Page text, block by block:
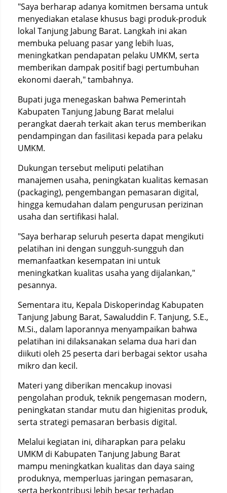
"Saya berharap adanya komitmen bersama untuk
menyediakan etalase khusus bagi produk-produk
lokal Tanjung Jabung Barat. Langkah ini akan
membuka peluang pasar yang lebih luas,
meningkatkan pendapatan pelaku UMKM, serta
memberikan dampak positif bagi pertumbuhan
ekonomi daerah," tambahnya.
Bupati juga menegaskan bahwa Pemerintah
Kabupaten Tanjung Jabung Barat melalui
perangkat daerah terkait akan terus memberikan
pendampingan dan fasilitasi kepada para pelaku
UMKM.
Dukungan tersebut meliputi pelatihan
manajemen usaha, peningkatan kualitas kemasan
(packaging), pengembangan pemasaran digital,
hingga kemudahan dalam pengurusan perizinan
usaha dan sertifikasi halal.
"Saya berharap seluruh peserta dapat mengikuti
pelatihan ini dengan sungguh-sungguh dan
memanfaatkan kesempatan ini untuk
meningkatkan kualitas usaha yang dijalankan,"
pesannya.
Sementara itu, Kepala Diskoperindag Kabupaten
Tanjung Jabung Barat, Sawaluddin F. Tanjung, S.E.,
M.Si., dalam laporannya menyampaikan bahwa
pelatihan ini dilaksanakan selama dua hari dan
diikuti oleh 25 peserta dari berbagai sektor usaha
mikro dan kecil.
Materi yang diberikan mencakup inovasi
pengolahan produk, teknik pengemasan modern,
peningkatan standar mutu dan higienitas produk,
serta strategi pemasaran berbasis digital.
Melalui kegiatan ini, diharapkan para pelaku
UMKM di Kabupaten Tanjung Jabung Barat
mampu meningkatkan kualitas dan daya saing
produknya, memperluas jaringan pemasaran,
serta berkontribusi lebih besar terhadap